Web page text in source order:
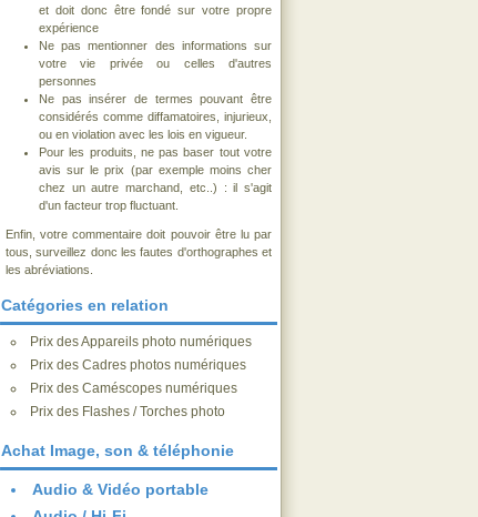
et doit donc être fondé sur votre propre
expérience
Ne pas mentionner des informations sur
votre vie privée ou celles d'autres
personnes
Ne pas insérer de termes pouvant être
considérés comme diffamatoires, injurieux,
ou en violation avec les lois en vigueur.
Pour les produits, ne pas baser tout votre
avis sur le prix (par exemple moins cher
chez un autre marchand, etc..) : il s'agit
d'un facteur trop fluctuant.
Enfin, votre commentaire doit pouvoir être lu par
tous, surveillez donc les fautes d'orthographes et
les abréviations.
Catégories en relation
Prix des Appareils photo numériques
Prix des Cadres photos numériques
Prix des Caméscopes numériques
Prix des Flashes / Torches photo
Achat Image, son & téléphonie
Audio & Vidéo portable